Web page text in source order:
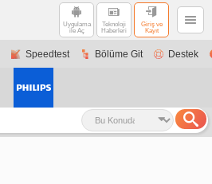
Uygulama
ile Aç
Teknoloji
Haberleri
Giriş ve
Kayıt
Speedtest Bölüme Git Destek